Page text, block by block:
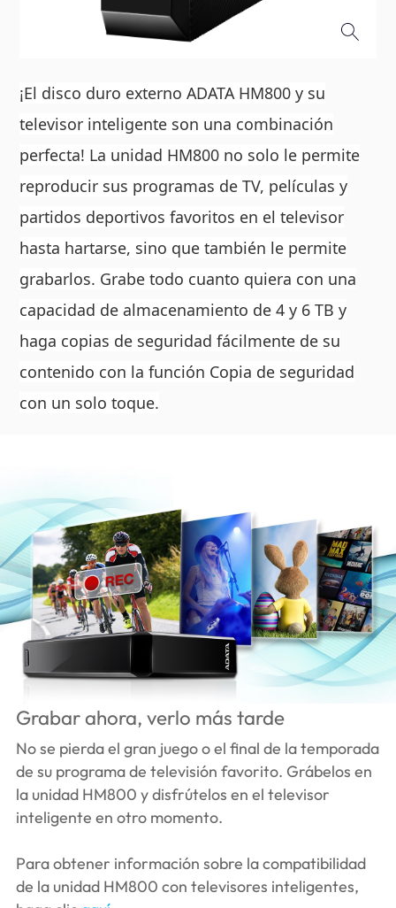
¡El disco duro externo ADATA HM800 y su
televisor inteligente son una combinación
perfecta! La unidad HM800 no solo le permite
reproducir sus programas de TV, películas y
partidos deportivos favoritos en el televisor
hasta hartarse, sino que también le permite
grabarlos. Grabe todo cuanto quiera con una
capacidad de almacenamiento de 4 y 6 TB y
haga copias de seguridad fácilmente de su
contenido con la función Copia de seguridad
con un solo toque.
Grabar ahora, verlo más tarde
No se pierda el gran juego o el final de la temporada
de su programa de televisión favorito. Grábelos en
la unidad HM800 y disfrútelos en el televisor
inteligente en otro momento.
Para obtener información sobre la compatibilidad
de la unidad HM800 con televisores inteligentes,